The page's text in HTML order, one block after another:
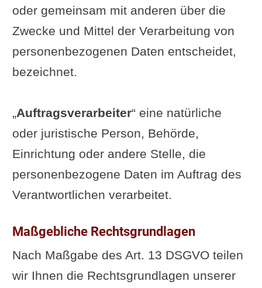
oder gemeinsam mit anderen über die
Zwecke und Mittel der Verarbeitung von
personenbezogenen Daten entscheidet,
bezeichnet.
„Auftragsverarbeiter“ eine natürliche
oder juristische Person, Behörde,
Einrichtung oder andere Stelle, die
personenbezogene Daten im Auftrag des
Verantwortlichen verarbeitet.
Maßgebliche Rechtsgrundlagen
Nach Maßgabe des Art. 13 DSGVO teilen
wir Ihnen die Rechtsgrundlagen unserer